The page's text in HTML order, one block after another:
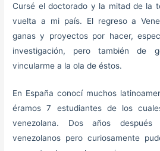
Cursé el doctorado y la mitad de la
vuelta a mi país. El regreso a
ganas y proyectos por hacer,
investigación, pero también de
vincularme a la ola de éstos.
En España conocí muchos
éramos 7 estudiantes de los
venezolana. Dos años
venezolanos pero curiosamente